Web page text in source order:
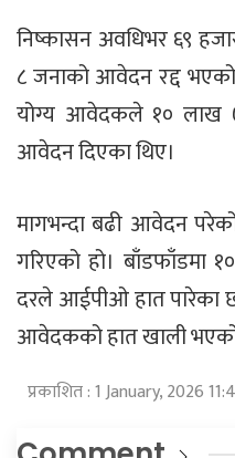
निष्कासन अवधिभर ६९
८ जनाको आवेदन रद्द
योग्य आवेदकले १० लाख
आवेदन दिएका थिए।
मागभन्दा बढी आवेदन
गरिएको हो। बाँडफाँडमा
दरले आईपीओ हात पारेका
आवेदकको हात खाली
प्रकाशित : 1 January, 2026